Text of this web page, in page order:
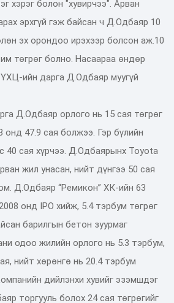
хэрэг болон "хувирчээ". Арван
эрхгүй гэж байсан ч Д.Одбаяр 10
эх орондоо ирэхээр болсон аж.10
төгрөг болно. Насаараа өндөр
ийн дарга Д.Одбаяр муугүй
Д.Одбаяр орлого нь 15 сая төгрөг
онд 47.9 сая болжээ. Гэр бүлийн
40 сая хүрчээ. Д.Одбаярынх Toy­ota
жил унасан, нийт дүнгээ 50 сая
Д.Одбаяр “Ремикон” ХК-­ийн 63
онд IPO хийж, 5.4 тэрбум төгрөг
барилгын бетон зуурмаг
одоо жилийн орлого нь 5.3 тэрбум,
нийт хөрөнгө нь 20.4 тэрбум
дийлэнхи хувийг эзэмшдэг
торгууль болох 24 сая төгрөгийг